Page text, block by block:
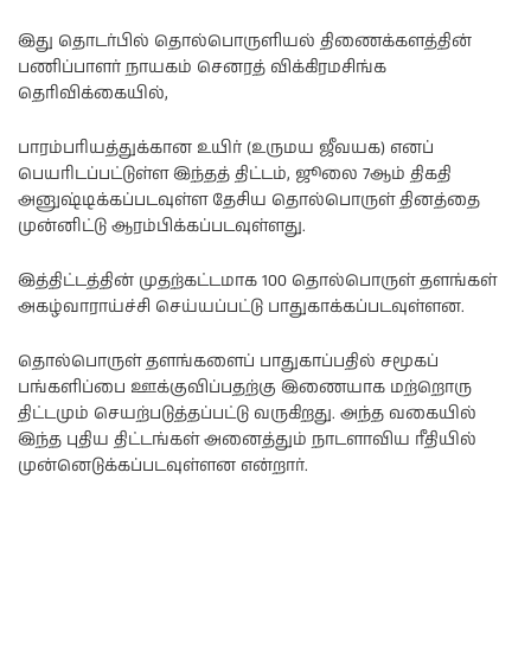
இது தொடர்பில் தொல்பொருளியல் திணைக்களத்தின்
பணிப்பாளர் நாயகம் செனரத் விக்கிரமசிங்க
தெரிவிக்கையில்,
பாரம்பரியத்துக்கான உயிர் (உருமய ஜீவயக) எனப்
பெயரிடப்பட்டுள்ள இந்தத் திட்டம், ஜூலை 7ஆம் திகதி
அனுஷ்டிக்கப்படவுள்ள தேசிய தொல்பொருள் தினத்தை
முன்னிட்டு ஆரம்பிக்கப்படவுள்ளது.
இத்திட்டத்தின் முதற்கட்டமாக 100 தொல்பொருள் தளங்கள்
அகழ்வாராய்ச்சி செய்யப்பட்டு பாதுகாக்கப்படவுள்ளன.
தொல்பொருள் தளங்களைப் பாதுகாப்பதில் சமூகப்
பங்களிப்பை ஊக்குவிப்பதற்கு இணையாக மற்றொரு
திட்டமும் செயற்படுத்தப்பட்டு வருகிறது. அந்த வகையில்
இந்த புதிய திட்டங்கள் அனைத்தும் நாடளாவிய ரீதியில்
முன்னெடுக்கப்படவுள்ளன என்றார்.